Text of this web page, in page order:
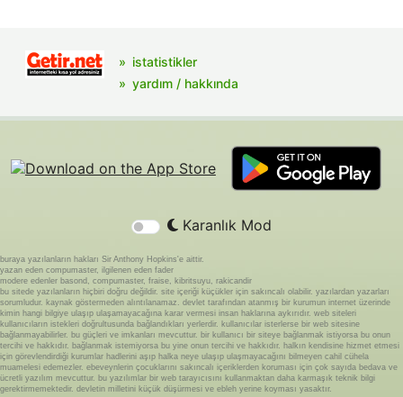
istatistikler
yardım / hakkında
Karanlık Mod
buraya yazılanların hakları Sir Anthony Hopkins'e aittir.
yazan eden compumaster, ilgilenen eden fader
modere edenler basond, compumaster, fraise, kibritsuyu, rakicandir
bu sitede yazılanların hiçbiri doğru değildir. site içeriği küçükler için sakıncalı olabilir. yazılardan yazarları
sorumludur. kaynak göstermeden alıntılanamaz. devlet tarafından atanmış bir kurumun internet üzerinde
kimin hangi bilgiye ulaşıp ulaşamayacağına karar vermesi insan haklarına aykırıdır. web siteleri
kullanıcıların istekleri doğrultusunda bağlandıkları yerlerdir. kullanıcılar isterlerse bir web sitesine
bağlanmayabilirler. bu güçleri ve imkanları mevcuttur. bir kullanıcı bir siteye bağlanmak istiyorsa bu onun
tercihi ve hakkıdır. bağlanmak istemiyorsa bu yine onun tercihi ve hakkıdır. halkın kendisine hizmet etmesi
için görevlendirdiği kurumlar hadlerini aşıp halka neye ulaşıp ulaşmayacağını bilmeyen cahil cühela
muamelesi edemezler. ebeveynlerin çocuklarını sakıncalı içeriklerden koruması için çok sayıda bedava ve
ücretli yazılım mevcuttur. bu yazılımlar bir web tarayıcısını kullanmaktan daha karmaşık teknik bilgi
gerektirmemektedir. devletin milletini küçük düşürmesi ve ebleh yerine koyması yasaktır.